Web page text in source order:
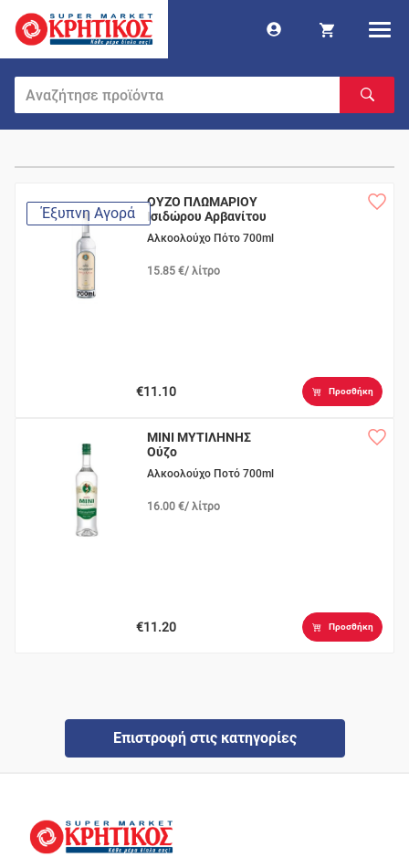
Έξυπνη Αγορά
ΟΥΖΟ ΠΛΩΜΑΡΙΟΥ
Ισιδώρου Αρβανίτου
Αλκοολούχο Πότο 700ml
15.85 €/ λίτρο
€11.10 Προσθήκη
MINI ΜΥΤΙΛΗΝΗΣ
Ούζο
Αλκοολούχο Ποτό 700ml
16.00 €/ λίτρο
€11.20 Προσθήκη
Επιστροφή στις κατηγορίες